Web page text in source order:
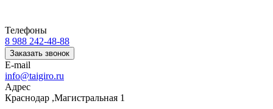
Телефоны
8 988 242-48-88
Заказать звонок
E-mail
info@taigiro.ru
Адрес
Краснодар ,Магистральная 1